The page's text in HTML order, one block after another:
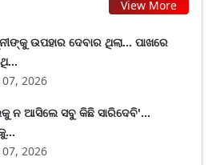
View More
ଉପହାର ଦେବାର ଥିଲା... ପାଖରେ
2026
ନ ଆସିଲେ ସବୁ କିଛି ସାରିଦେବି'...
2026